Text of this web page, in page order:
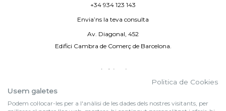
+34 934 123 143
Envia’ns la teva consulta
Av. Diagonal, 452
Edifici Cambra de Comerç de Barcelona.
Avís legal
By 100X100NET
Politica de Cookies
Usem galetes
Podem col·locar-les per a l'anàlisi de les dades dels nostres visitants, per